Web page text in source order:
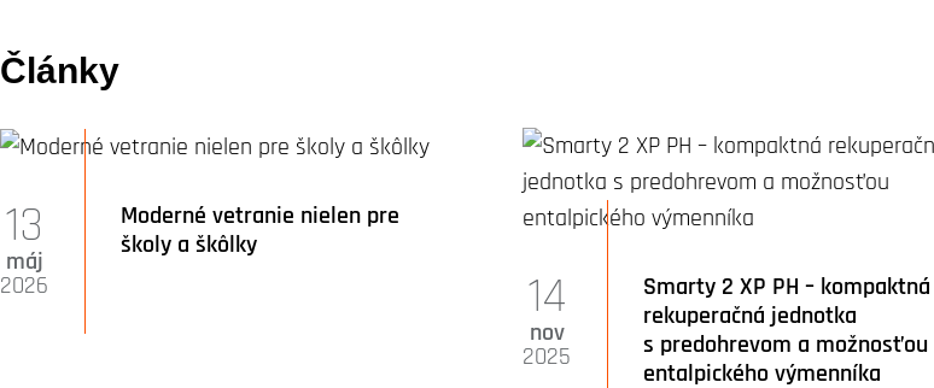
Články
Moderné vetranie nielen pre
školy a škôlky
13
máj
2026
Smarty 2 XP PH – kompaktná
rekuperačná jednotka
s predohrevom a možnosťou
entalpického výmenníka
14
nov
2025